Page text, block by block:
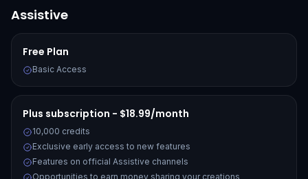
Assistive
Free Plan
Basic Access
Plus subscription - $18.99/month
10,000 credits
Exclusive early access to new features
Features on official Assistive channels
Opportunities to earn money sharing your creations